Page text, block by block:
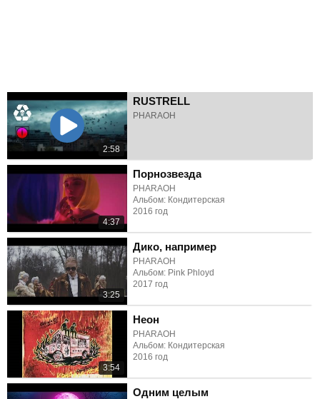
2:58
RUSTRELL
PHARAOH
4:37
Порнозвезда
PHARAOH
Альбом: Кондитерская
2016 год
3:25
Дико, например
PHARAOH
Альбом: Pink Phloyd
2017 год
3:54
Неон
PHARAOH
Альбом: Кондитерская
2016 год
Одним целым